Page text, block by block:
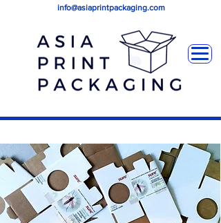
info@asiaprintpackaging.com